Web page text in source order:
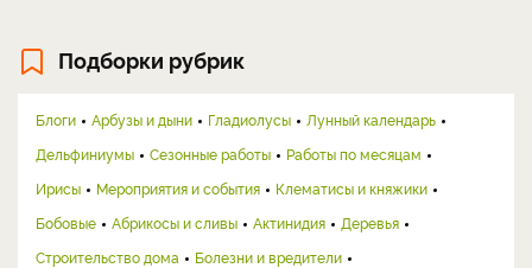
Подборки рубрик
Блоги Арбузы и дыни Гладиолусы
Лунный календарь
Дельфиниумы
Сезонные работы
Работы по месяцам
Ирисы
Мероприятия и события
Клематисы и княжики
Бобовые
Абрикосы и сливы Актинидия
Деревья
Строительство дома
Болезни и вредители